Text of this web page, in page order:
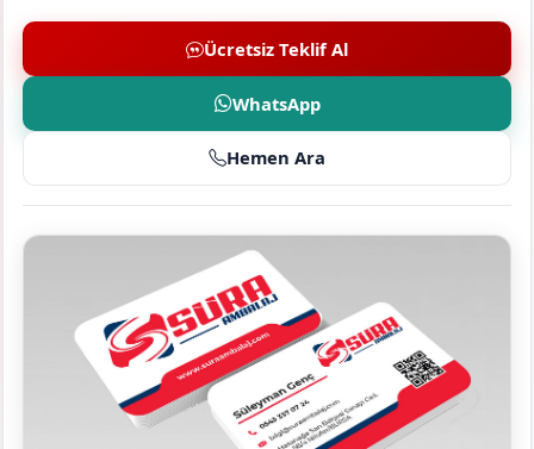
Ücretsiz Teklif Al
WhatsApp
Hemen Ara